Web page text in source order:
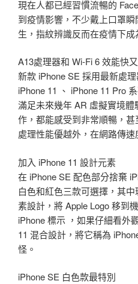
現在人都已經習慣流暢的
到疫情影響，不少戴上口罩
生，指紋辨識反而在疫情下成
A13處理器和 Wi-Fi 6 效能快
新款 iPhone SE 採用最新處
iPhone 11 、 iPhone 11 Pro
滿足未來幾年 AR 虛擬實境
作，都能感受到非常順暢，
處理性能優越外，在網路傳速
加入 iPhone 11 設計元素
在 iPhone SE 配色部分捨棄
白色和紅色三款可選擇，其
素設計，將 Apple Logo 移到
iPhone 標示 ，如果仔細看外
11 混合設計，將它稱為
怪。
iPhone SE 白色款最特別